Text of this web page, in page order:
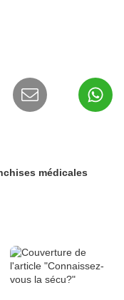
médicales